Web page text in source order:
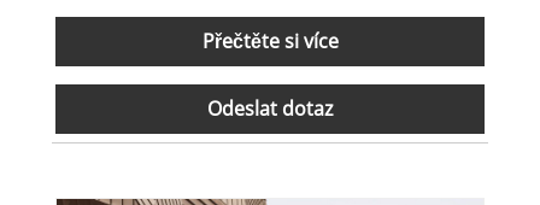
Přečtěte si více
Odeslat dotaz